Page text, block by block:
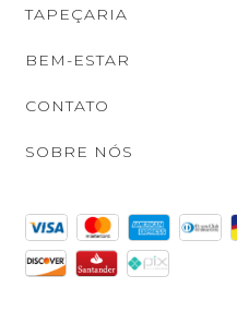
TAPEÇARIA
BEM-ESTAR
CONTATO
SOBRE NÓS